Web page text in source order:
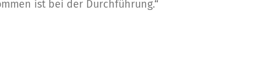
ist bei der Durchführung.“